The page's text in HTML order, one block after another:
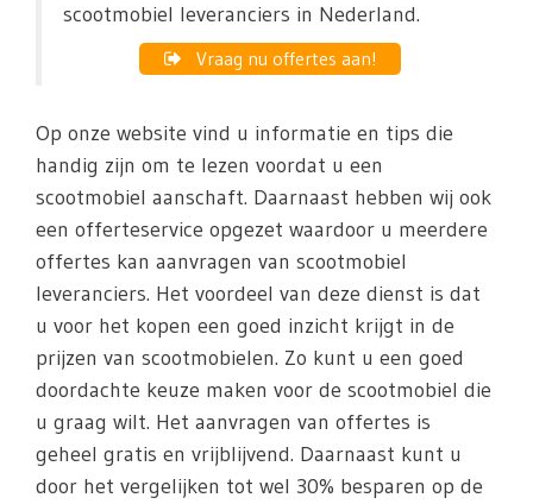
scootmobiel leveranciers in Nederland.
Vraag nu offertes aan!
Op onze website vind u informatie en tips die
handig zijn om te lezen voordat u een
scootmobiel aanschaft. Daarnaast hebben wij ook
een offerteservice opgezet waardoor u meerdere
offertes kan aanvragen van scootmobiel
leveranciers. Het voordeel van deze dienst is dat
u voor het kopen een goed inzicht krijgt in de
prijzen van scootmobielen. Zo kunt u een goed
doordachte keuze maken voor de scootmobiel die
u graag wilt. Het aanvragen van offertes is
geheel gratis en vrijblijvend. Daarnaast kunt u
door het vergelijken tot wel 30% besparen op de